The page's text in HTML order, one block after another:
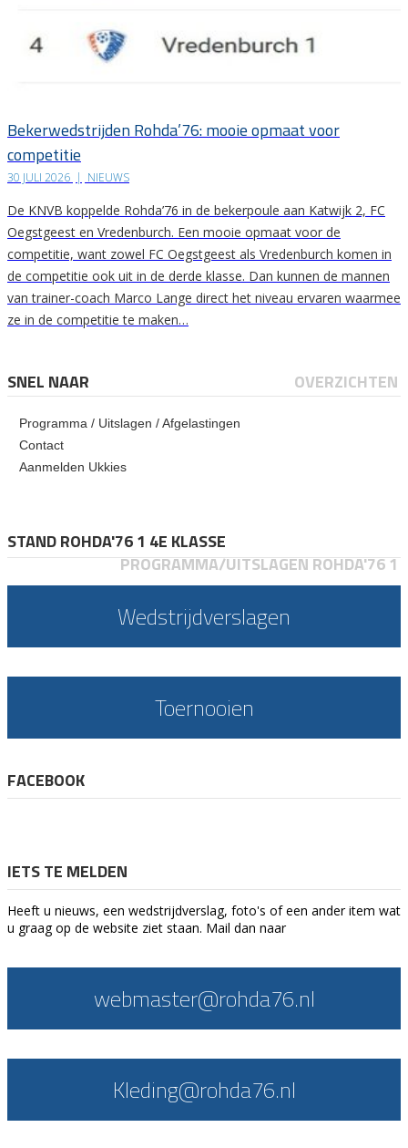
Bekerwedstrijden Rohda’76: mooie opmaat voor
competitie
30 JULI 2026 | NIEUWS
De KNVB koppelde Rohda’76 in de bekerpoule aan Katwijk 2, FC
Oegstgeest en Vredenburch. Een mooie opmaat voor de
competitie, want zowel FC Oegstgeest als Vredenburch komen in
de competitie ook uit in de derde klasse. Dan kunnen de mannen
van trainer-coach Marco Lange direct het niveau ervaren waarmee
ze in de competitie te maken…
SNEL NAAR OVERZICHTEN
Programma / Uitslagen / Afgelastingen
Contact
Aanmelden Ukkies
STAND ROHDA'76 1 4E KLASSE
PROGRAMMA/UITSLAGEN ROHDA'76 1
Wedstrijdverslagen
Toernooien
FACEBOOK
IETS TE MELDEN
Heeft u nieuws, een wedstrijdverslag, foto's of een ander item wat
u graag op de website ziet staan. Mail dan naar
webmaster@rohda76.nl
Kleding@rohda76.nl